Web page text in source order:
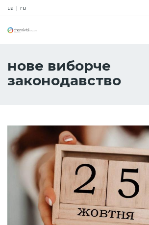
ua | ru
нове виборче
законодавство